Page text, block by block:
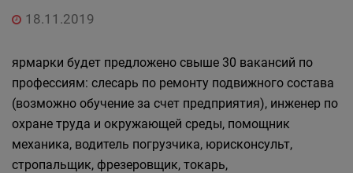
Центр занятости населения города Белово
18.11.2019
ярмарки будет предложено свыше 30 вакансий по
профессиям: слесарь по ремонту подвижного состава
(возможно обучение за счет предприятия), инженер по
охране труда и окружающей среды, помощник
механика, водитель погрузчика, юрисконсульт,
стропальщик, фрезеровщик, токарь,